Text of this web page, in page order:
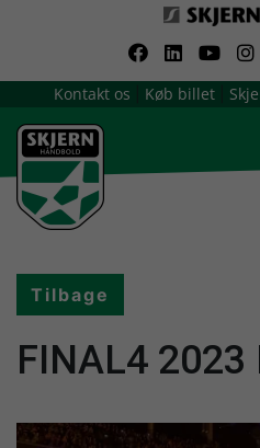
Kontakt os Køb billet
Om Skjern Håndbold
Ligatruppen
Billetsalg / sæsonkort
Tilbage
FINAL4 2023